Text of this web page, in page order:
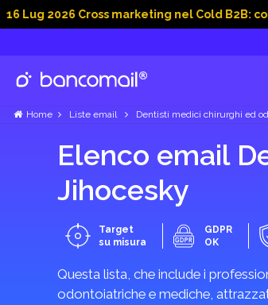
Cross marketing nel Cold B2B: come
Home Liste email Dentisti medici chirurghi ed
Elenco email
Jihocesky
Target
su misura
GDPR
OK
Questa lista, che include i
odontoiatriche e mediche,